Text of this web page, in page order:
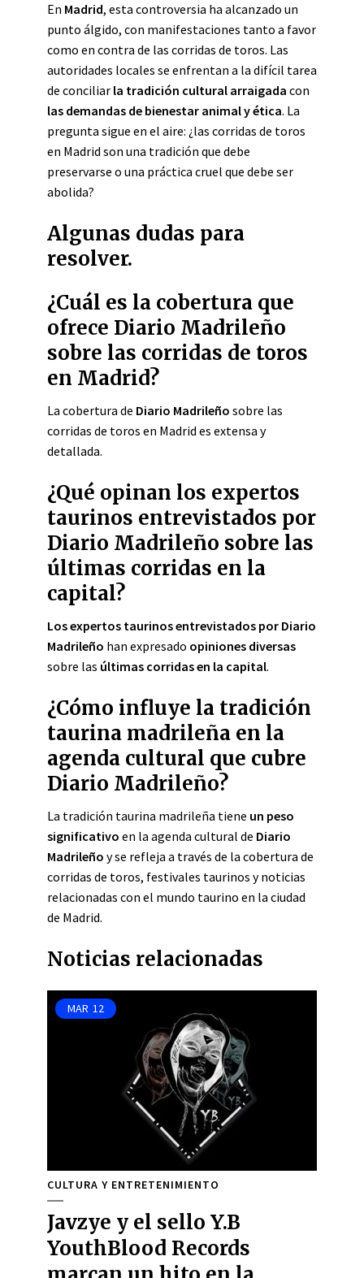
En Madrid, esta controversia ha alcanzado un
punto álgido, con manifestaciones tanto a favor
como en contra de las corridas de toros. Las
autoridades locales se enfrentan a la difícil tarea
de conciliar la tradición cultural arraigada con
las demandas de bienestar animal y ética. La
pregunta sigue en el aire: ¿las corridas de toros
en Madrid son una tradición que debe
preservarse o una práctica cruel que debe ser
abolida?
Algunas dudas para
resolver.
¿Cuál es la cobertura que
ofrece Diario Madrileño
sobre las corridas de toros
en Madrid?
La cobertura de Diario Madrileño sobre las
corridas de toros en Madrid es extensa y
detallada.
¿Qué opinan los expertos
taurinos entrevistados por
Diario Madrileño sobre las
últimas corridas en la
capital?
Los expertos taurinos entrevistados por Diario
Madrileño han expresado opiniones diversas
sobre las últimas corridas en la capital.
¿Cómo influye la tradición
taurina madrileña en la
agenda cultural que cubre
Diario Madrileño?
La tradición taurina madrileña tiene un peso
significativo en la agenda cultural de Diario
Madrileño y se refleja a través de la cobertura de
corridas de toros, festivales taurinos y noticias
relacionadas con el mundo taurino en la ciudad
de Madrid.
Noticias relacionadas
MAR 12
CULTURA Y ENTRETENIMIENTO
Javzye y el sello Y.B
YouthBlood Records